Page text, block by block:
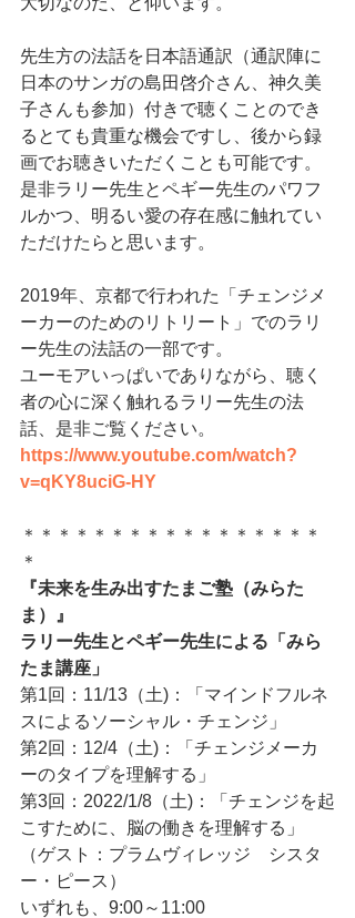
先生方の法話を日本語通訳（通訳陣に
日本のサンガの島田啓介さん、神久美
子さんも参加）付きで聴くことのでき
るとても貴重な機会ですし、後から録
画でお聴きいただくことも可能です。
是非ラリー先生とペギー先生のパワフ
ルかつ、明るい愛の存在感に触れてい
ただけたらと思います。
2019年、京都で行われた「チェンジメ
ーカーのためのリトリート」でのラリ
ー先生の法話の一部です。
ユーモアいっぱいでありながら、聴く
者の心に深く触れるラリー先生の法
話、是非ご覧ください。
https://www.youtube.com/watch?
v=qKY8uciG-HY
＊＊＊＊＊＊＊＊＊＊＊＊＊＊＊＊＊
＊
『未来を生み出すたまご塾（みらた
ま）』
ラリー先生とペギー先生による「みら
たま講座」
第1回：11/13（土)：「マインドフルネ
スによるソーシャル・チェンジ」
第2回：12/4（土)：「チェンジメーカ
ーのタイプを理解する」
第3回：2022/1/8（土)：「チェンジを起
こすために、脳の働きを理解する」
（ゲスト：プラムヴィレッジ　シスタ
ー・ピース）
いずれも、9:00～11:00